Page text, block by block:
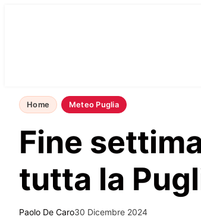
Home Meteo Puglia
Fine
tutta la
Paolo De Caro30 Dicembre 2024